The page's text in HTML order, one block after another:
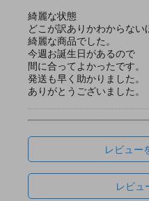
綺麗な状態
どこが訳ありかわからない
綺麗な商品でした。
今週お誕生日があるので
間に合ってよかったです。
発送も早く助かりました。
ありがとうございました。
レビュー
レビュ